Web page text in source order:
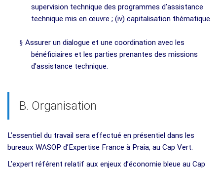
supervision technique des programmes d’assistance
technique mis en œuvre ; (iv) capitalisation thématique.
§ Assurer un dialogue et une coordination avec les
bénéficiaires et les parties prenantes des missions
d’assistance technique.
B. Organisation
L’essentiel du travail sera effectué en présentiel dans les
bureaux WASOP d’Expertise France à Praia, au Cap Vert.
L’expert référent relatif aux enjeux d’économie bleue au Cap